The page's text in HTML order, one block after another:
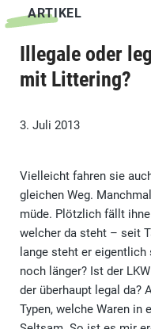
ARTIKEL
Illegale oder
mit Littering?
3. Juli 2013
Vielleicht fahren sie
gleichen Weg.
müde. Plötzlich fällt
welcher da steht – seit
lange steht er eigentlich
noch länger? Ist der
der überhaupt legal da?
Typen, welche Waren in